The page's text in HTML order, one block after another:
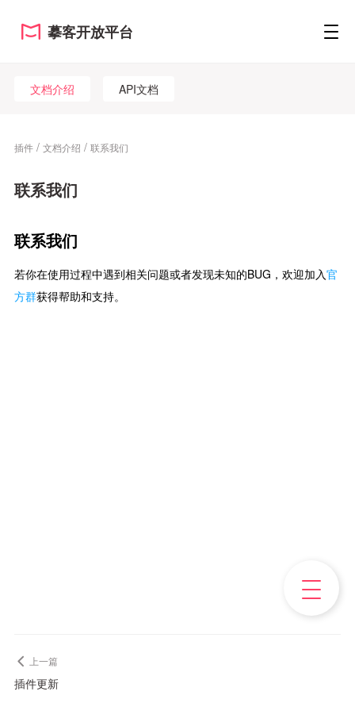
摹客开放平台
文档介绍 API文档
插件/ 文档介绍 / 联系我们
联系我们
联系我们
若你在使用过程中遇到相关问题或者发现未知的BUG，欢迎加入官
方群获得帮助和支持。
上一篇
插件更新